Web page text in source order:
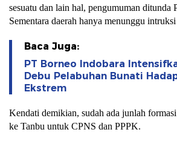
sesuatu dan lain hal, pengumuman ditunda
Sementara daerah hanya menunggu
Baca Juga:
PT Borneo Indobara
Debu Pelabuhan Bunati
Ekstrem
Kendati demikian, sudah ada junlah
ke Tanbu untuk CPNS dan PPPK.